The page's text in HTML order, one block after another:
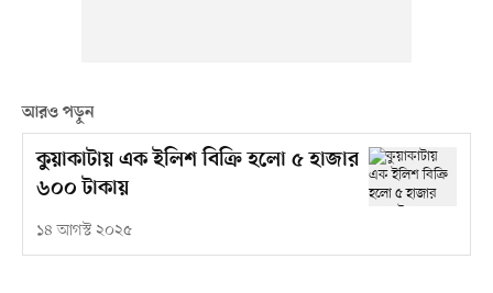
আরও পড়ুন
কুয়াকাটায় এক ইলিশ বিক্রি হলো ৫ হাজার
৬০০ টাকায়
১৪ আগস্ট ২০২৫